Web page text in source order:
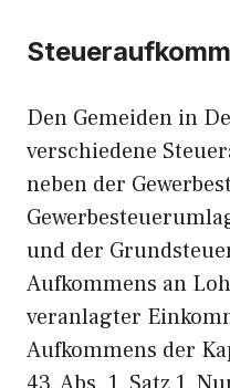
Den Gemeiden in
verschiedene
neben der
und der
Aufkommens an
veranlagter
Aufkommens der